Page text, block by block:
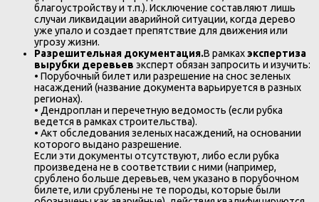
благоустройству и т.п.). Исключение составляют лишь
случаи ликвидации аварийной ситуации, когда дерево
уже упало и создает препятствие для движения или
угрозу жизни.
Разрешительная документация.В рамкахэкспертиза
вырубки деревьев эксперт обязан запросить и изучить:
• Порубочный билет или разрешение на снос зеленых
насаждений (название документа варьируется в разных
регионах).
• Дендроплан и перечетную ведомость (если рубка
ведется в рамках строительства).
• Акт обследования зеленых насаждений, на основании
которого выдано разрешение.
Если эти документы отсутствуют, либо если рубка
произведена не в соответствии с ними (например,
срублено больше деревьев, чем указано в порубочном
билете, или срублены не те породы, которые были